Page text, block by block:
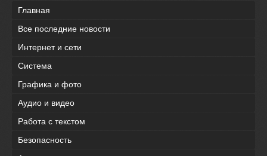
Главная
Все последние новости
Интернет и сети
Система
Графика и фото
Аудио и видео
Работа с текстом
Безопасность